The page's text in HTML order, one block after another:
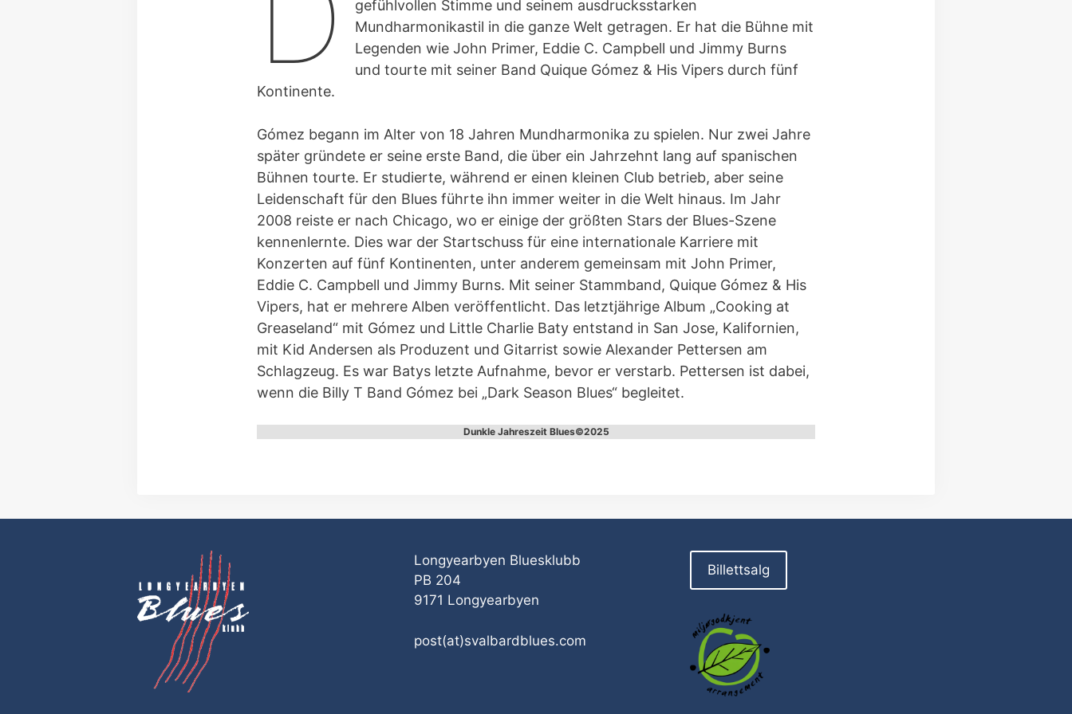
gefühlvollen Stimme und seinem ausdrucksstarken
Mundharmonikastil in die ganze Welt getragen. Er hat die Bühne mit
Legenden wie John Primer, Eddie C. Campbell und Jimmy Burns
und tourte mit seiner Band Quique Gómez & His Vipers durch fünf
Kontinente.
Gómez begann im Alter von 18 Jahren Mundharmonika zu spielen. Nur zwei Jahre
später gründete er seine erste Band, die über ein Jahrzehnt lang auf spanischen
Bühnen tourte. Er studierte, während er einen kleinen Club betrieb, aber seine
Leidenschaft für den Blues führte ihn immer weiter in die Welt hinaus. Im Jahr
2008 reiste er nach Chicago, wo er einige der größten Stars der Blues-Szene
kennenlernte. Dies war der Startschuss für eine internationale Karriere mit
Konzerten auf fünf Kontinenten, unter anderem gemeinsam mit John Primer,
Eddie C. Campbell und Jimmy Burns. Mit seiner Stammband, Quique Gómez & His
Vipers, hat er mehrere Alben veröffentlicht. Das letztjährige Album „Cooking at
Greaseland“ mit Gómez und Little Charlie Baty entstand in San Jose, Kalifornien,
mit Kid Andersen als Produzent und Gitarrist sowie Alexander Pettersen am
Schlagzeug. Es war Batys letzte Aufnahme, bevor er verstarb. Pettersen ist dabei,
wenn die Billy T Band Gómez bei „Dark Season Blues“ begleitet.
Dunkle Jahreszeit Blues©2025
Longyearbyen Bluesklubb
PB 204
9171 Longyearbyen
post(at)svalbardblues.com
Billettsalg